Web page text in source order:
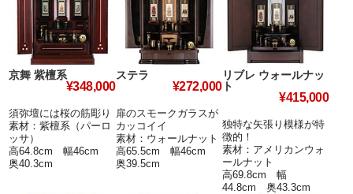
京舞 紫檀系
¥348,000
須弥壇には桜の筋彫り
素材：紫檀系（パーロ
ッサ）
高64.8cm 幅46cm
奥40.3cm
ステラ
¥272,000
扉のスモークガラスが
カッコイイ
素材：ウォールナット
高65.5cm 幅46cm
奥39.5cm
リブレ ウォールナッ
ト
¥415,000
独特な矢張り模様が特
徴的！
素材：アメリカンウォ
ールナット
高69.8cm 幅
44.8cm 奥43.3cm